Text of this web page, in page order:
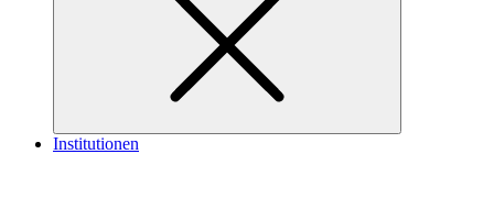
Institutionen